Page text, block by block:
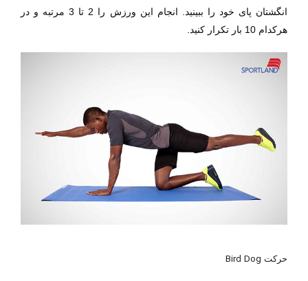
انگشتان پای خود را ببینید. انجام این ورزش را 2 تا 3 مرتبه و در
هرکدام 10 بار تکرار کنید.
حرکت Bird Dog